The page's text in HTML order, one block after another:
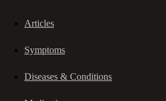
Articles
Symptoms
Diseases & Conditions